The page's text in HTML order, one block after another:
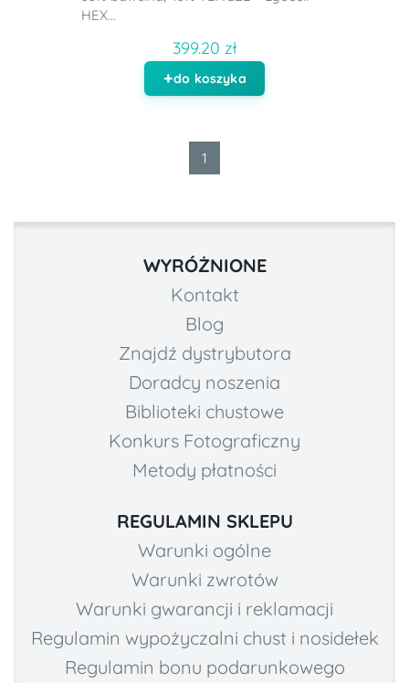
HEX...
399.20 zł
do koszyka
1
WYRÓŻNIONE
Kontakt
Blog
Znajdź dystrybutora
Doradcy noszenia
Biblioteki chustowe
Konkurs Fotograficzny
Metody płatności
REGULAMIN SKLEPU
Warunki ogólne
Warunki zwrotów
Warunki gwarancji i reklamacji
Regulamin wypożyczalni chust i nosidełek
Regulamin bonu podarunkowego